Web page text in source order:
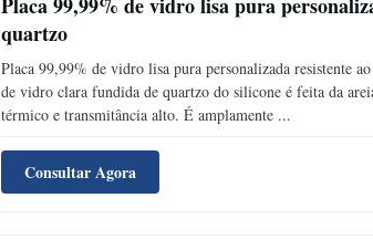
quartzo
Placa 99,99% de vidro lisa pura personalizada resistente
de vidro clara fundida de quartzo do silicone é feita da
térmico e transmitância alto. É amplamente ...
Consultar Agora